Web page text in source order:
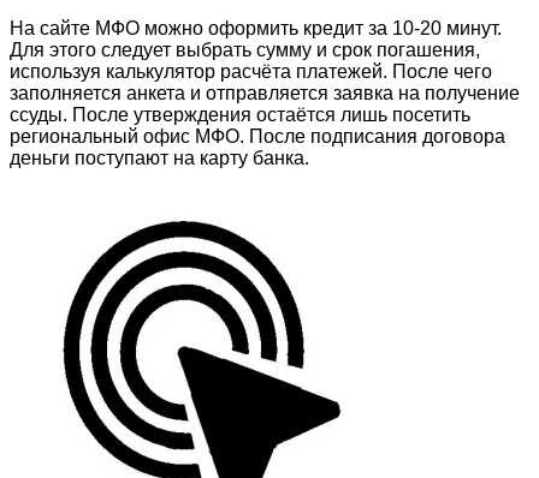
На сайте МФО можно оформить кредит за 10-20 минут.
Для этого следует выбрать сумму и срок погашения,
используя калькулятор расчёта платежей. После чего
заполняется анкета и отправляется заявка на получение
ссуды. После утверждения остаётся лишь посетить
региональный офис МФО. После подписания договора
деньги поступают на карту банка.